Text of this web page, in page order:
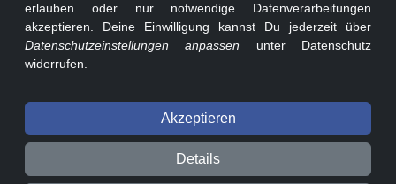
© 2026 GOLF2FORUM - Volkswagen Golf II Forum seit 2010 ❤️
Beitragsregeln Datenschutz Impressum
erlauben oder nur notwendige Datenverarbeitungen
akzeptieren. Deine Einwilligung kannst Du jederzeit über
Datenschutzeinstellungen anpassen unter Datenschutz
widerrufen.
Akzeptieren
Details